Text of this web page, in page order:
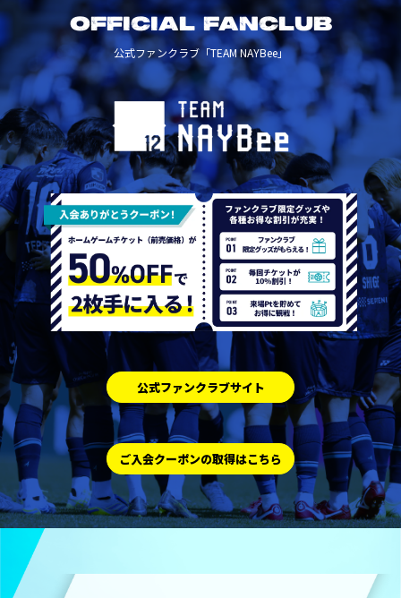
OFFICIAL FANCLUB
公式ファンクラブ「TEAM NAYBee」
公式ファンクラブサイト
ご入会クーポンの取得はこちら